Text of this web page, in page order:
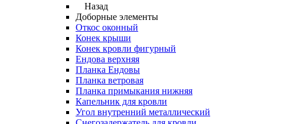
Назад
Доборные элементы
Откос оконный
Конек крыши
Конек кровли фигурный
Ендова верхняя
Планка Ендовы
Планка ветровая
Планка примыкания нижняя
Капельник для кровли
Угол внутренний металлический